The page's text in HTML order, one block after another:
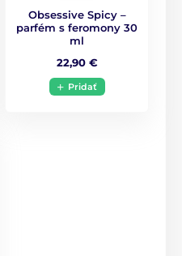
Obsessive Spicy –
parfém s feromony 30
ml
22,90 €
Pridať